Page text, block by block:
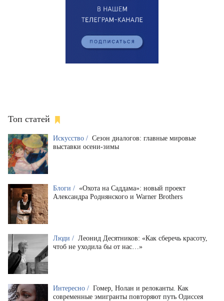
Топ статей
Искусство / Сезон диалогов: главные мировые
выставки осени-зимы
Блоги / «Охота на Саддама»: новый проект
Александра Роднянского и Warner Brothers
Люди / Леонид Десятников: «Как сберечь красоту,
чтоб не уходила бы от нас…»
Интересно / Гомер, Нолан и релоканты. Как
современные эмигранты повторяют путь Одиссея